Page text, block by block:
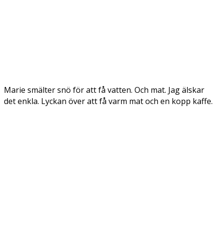
Marie smälter snö för att få vatten. Och mat. Jag älskar
det enkla. Lyckan över att få varm mat och en kopp kaffe.